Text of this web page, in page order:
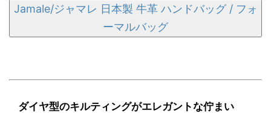
Jamale/ジャマレ 日本製 牛革 ハンドバッグ / フォ
ーマルバッグ
ダイヤ型のキルティングがエレガントな佇まい